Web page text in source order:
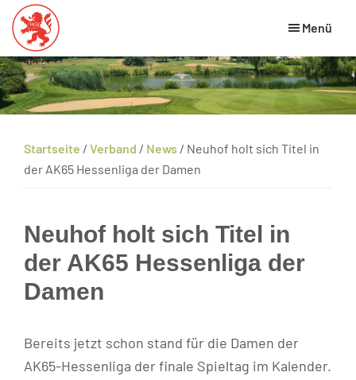
Skip
to
main
content
Zur
Hauptsidebar
springen
Zur
Fußzeile
springen
Hessischer
Golfverband
HGV
Website
Menü
Startseite / Verband / News / Neuhof holt sich Titel in
der AK65 Hessenliga der Damen
Neuhof holt sich Titel in
der AK65 Hessenliga der
Damen
Bereits jetzt schon stand für die Damen der
AK65-Hessenliga der finale Spieltag im Kalender.